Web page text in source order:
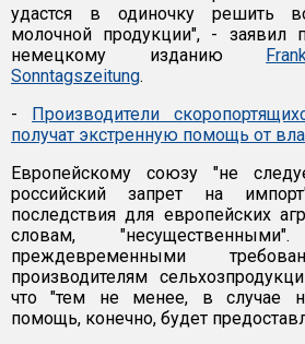
удастся в одиночку решить
молочной продукции", - заявил
немецкому изданию
Sonntagszeitung.
- Производители
получат экстренную помощь от
Европейскому союзу "не
российский запрет на
последствия для европейских
словам,
преждевременными
производителям
что "тем не менее, в случае
помощь, конечно, будет